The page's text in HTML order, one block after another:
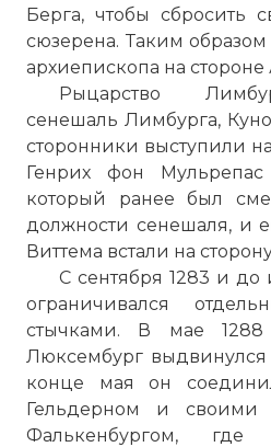
Берга, чтобы сбросить
сюзерена. Таким
архиепископа на
Рыцарство
сенешаль Лимбурга,
сторонники выступили
Генрих фон Мульрепас
который ранее был
должности сенешаля, и
Виттема встали на
С сентября 1283 и
ограничивался
стычками. В мае
Люксембург выдвинулся
конце мая он
Гельдерном и своими
Фалькенбургом, где